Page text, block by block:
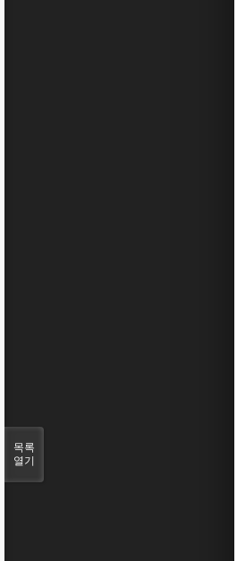
목록
열기